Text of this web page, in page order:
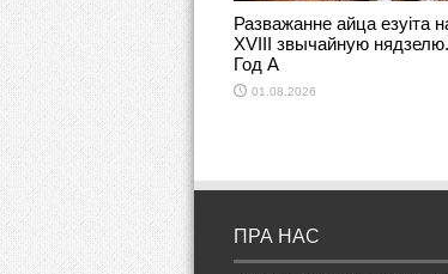
Разважанне айца езуіта
ХVІІІ звычайную нядзелю.
Год А
01.08.2026
ПРА НАС